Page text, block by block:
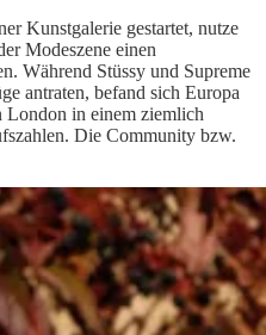
Kunstgalerie gestartet, nutze
Modeszene einen
Während Stüssy und Supreme
antraten, befand sich Europa
in einem ziemlich
Die Community bzw.